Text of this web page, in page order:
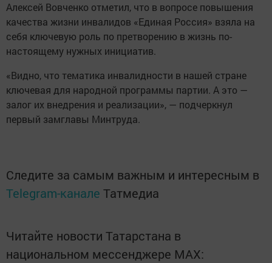
Алексей Вовченко отметил, что в вопросе повышения
качества жизни инвалидов «Единая Россия» взяла на
себя ключевую роль по претворению в жизнь по-
настоящему нужных инициатив.
«Видно, что тематика инвалидности в нашей стране
ключевая для народной программы партии. А это —
залог их внедрения и реализации», — подчеркнул
первый замглавы Минтруда.
Следите за самым важным и интересным в
Telegram-канале Татмедиа
Читайте новости Татарстана в
национальном мессенджере MАХ: